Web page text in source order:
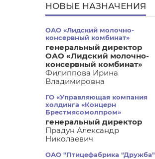
НОВЫЕ НАЗНАЧЕНИЯ
ОАО «Лидский молочно-
консервный комбинат»
генеральный директор
ОАО «Лидский молочно-
консервный комбинат»
Филиппова Ирина
Владимировна
ГО «Управляющая компания
холдинга «Концерн
Брестмясомолпром»
генеральный директор
Прадун Александр
Николаевич
ОАО "Птицефабрика "Дружба"